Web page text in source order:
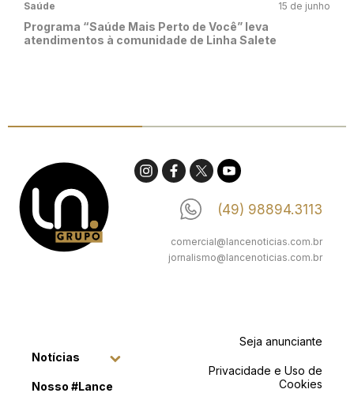
Saúde 15 de junho
Programa “Saúde Mais Perto de Você” leva
atendimentos à comunidade de Linha Salete
(49) 98894.3113
comercial@lancenoticias.com.br
jornalismo@lancenoticias.com.br
Notícias
Nosso #Lance
Seja anunciante
Privacidade e Uso de
Cookies